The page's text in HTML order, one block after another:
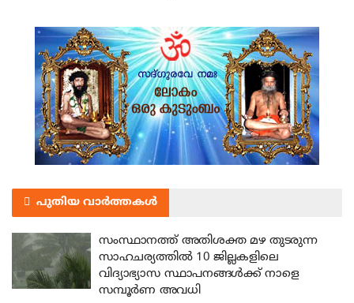
പുതിയ വാർത്തകൾ
സംസ്ഥാനത്ത് അതിശക്ത മഴ തുടരുന്ന
സാഹചര്യത്തിൽ 10 ജില്ലകളിലെ
വിദ്യാഭ്യാസ സ്ഥാപനങ്ങൾക്ക് നാളെ
സമ്പൂർണ അവധി